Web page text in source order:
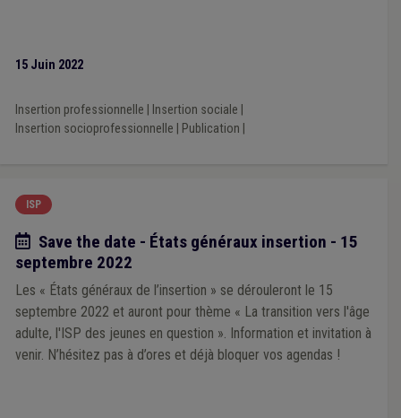
15 Juin 2022
Insertion professionnelle Insertion sociale
Insertion socioprofessionnelle
Publication
ISP
Date à retenir / informations diverses
Save the date - États généraux insertion - 15
septembre 2022
Les « États généraux de l’insertion » se dérouleront le 15
septembre 2022 et auront pour thème « La transition vers l'âge
adulte, l'ISP des jeunes en question ». Information et invitation à
venir. N’hésitez pas à d’ores et déjà bloquer vos agendas !